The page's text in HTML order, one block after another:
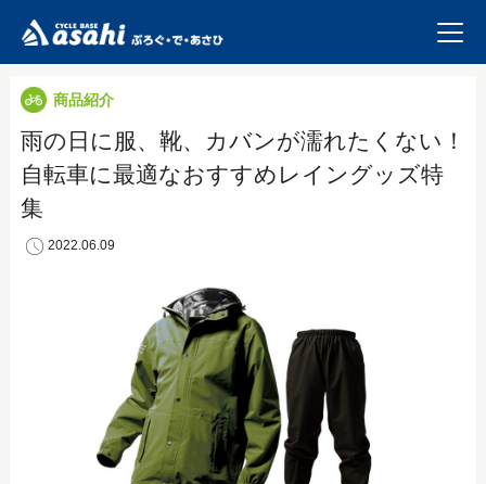
商品紹介
雨の日に服、靴、カバンが濡れたくない！
自転車に最適なおすすめレイングッズ特
集
2022.06.09